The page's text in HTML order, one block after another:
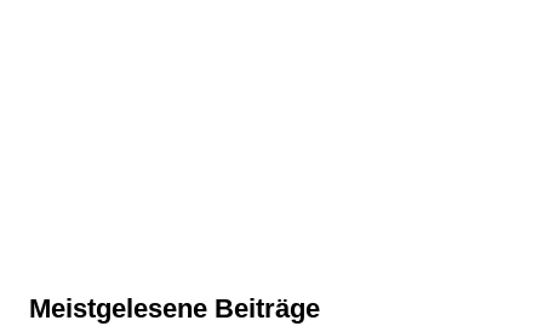
Meistgelesene Beiträge